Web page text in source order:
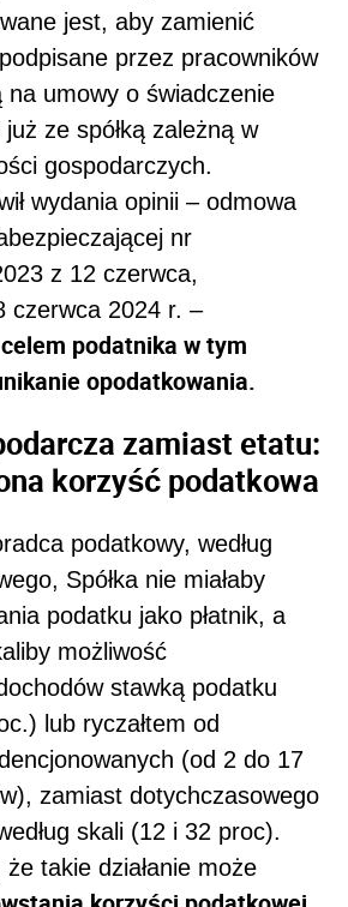
jest, aby zamienić
przez pracowników
na umowy o świadczenie
już ze spółką zależną w
gospodarczych.
wydania opinii – odmowa
nr
z 12 czerwca,
czerwca 2024 r. –
celem podatnika w tym
opodatkowania.
zamiast etatu:
korzyść podatkowa
podatkowy, według
Spółka nie miałaby
podatku jako płatnik, a
możliwość
stawką podatku
lub ryczałtem od
(od 2 do 17
zamiast dotychczasowego
skali (12 i 32 proc).
że takie działanie może